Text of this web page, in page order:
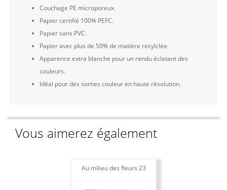
Couchage PE microporeux.
Papier certifié 100% PEFC.
Papier sans PVC.
Papier avec plus de 50% de matière recylclée.
Apparence extra blanche pour un rendu éclatant des
couleurs.
Idéal pour des sorties couleur en haute résolution.
Vous aimerez également
Au milieu des fleurs 23